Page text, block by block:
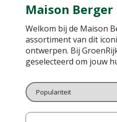
Maison Berger
Welkom bij de Maison
assortiment van dit
ontwerpen. Bij
geselecteerd om jouw